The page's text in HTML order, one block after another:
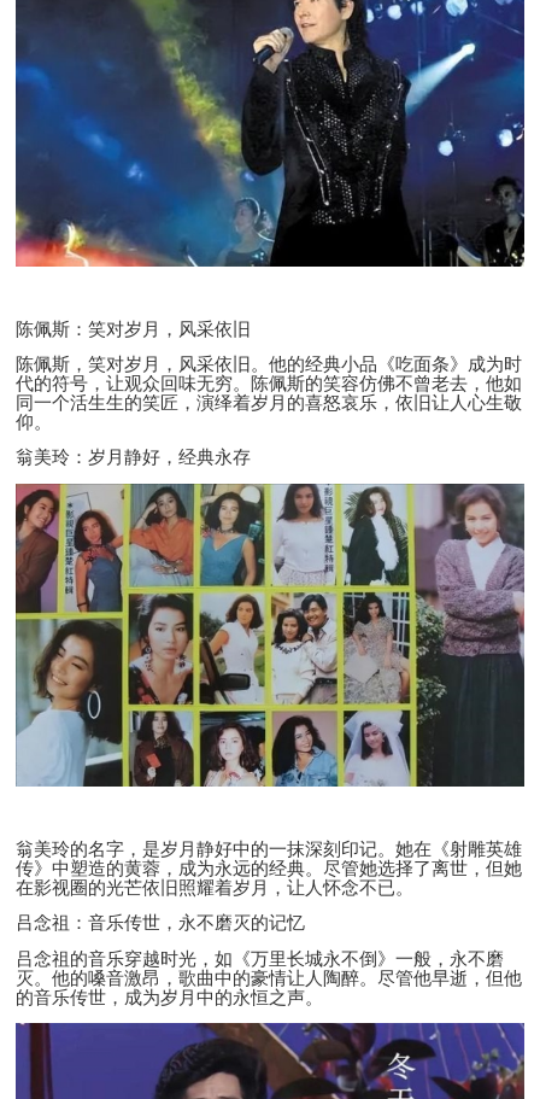
陈佩斯：笑对岁月，风采依旧
陈佩斯，笑对岁月，风采依旧。他的经典小品《吃面条》成为时
代的符号，让观众回味无穷。陈佩斯的笑容仿佛不曾老去，他如
同一个活生生的笑匠，演绎着岁月的喜怒哀乐，依旧让人心生敬
仰。
翁美玲：岁月静好，经典永存
翁美玲的名字，是岁月静好中的一抹深刻印记。她在《射雕英雄
传》中塑造的黄蓉，成为永远的经典。尽管她选择了离世，但她
在影视圈的光芒依旧照耀着岁月，让人怀念不已。
吕念祖：音乐传世，永不磨灭的记忆
吕念祖的音乐穿越时光，如《万里长城永不倒》一般，永不磨
灭。他的嗓音激昂，歌曲中的豪情让人陶醉。尽管他早逝，但他
的音乐传世，成为岁月中的永恒之声。